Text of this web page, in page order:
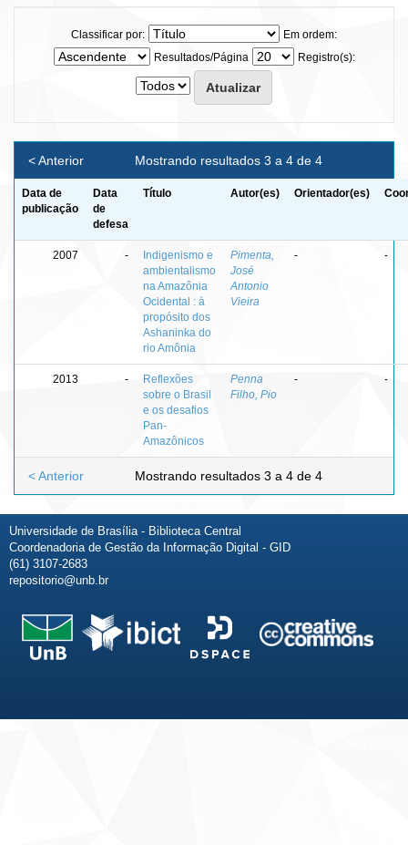
Classificar por:
Em ordem:
Resultados/Página
Registro(s):
Mostrando resultados 3 a 4 de 4
< Anterior
Data de
publicação
Data
de
defesa
Título Autor(es) Orientador(es)
2007 -
Indigenismo e
ambientalismo
na Amazônia
Ocidental : à
propósito dos
Ashaninka do
rio Amônia
Pimenta,
José
Antonio
Vieira
- -
2013 -
Reflexões
sobre o Brasil
e os desafios
Pan-
Amazônicos
Penna
Filho, Pio
- -
Mostrando resultados 3 a 4 de 4
< Anterior
Universidade de Brasília - Biblioteca Central
Coordenadoria de Gestão da Informação Digital - GID
(61) 3107-2683
repositorio@unb.br